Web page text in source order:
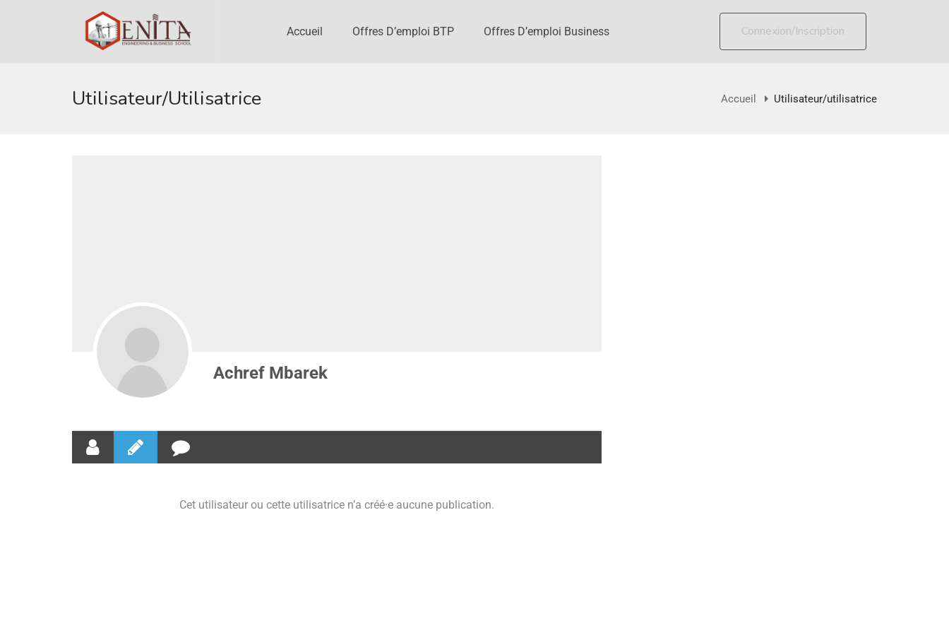
Accueil Offres D’emploi BTP Offres D’emploi Business Connexion/Inscription
Utilisateur/utilisatrice Accueil Utilisateur/utilisatrice
Achref Mbarek
Cet utilisateur ou cette utilisatrice n’a créé·e aucune publication.